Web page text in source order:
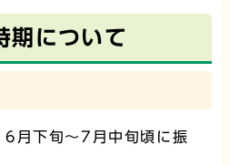
期について
6月下旬～7月中旬頃に振